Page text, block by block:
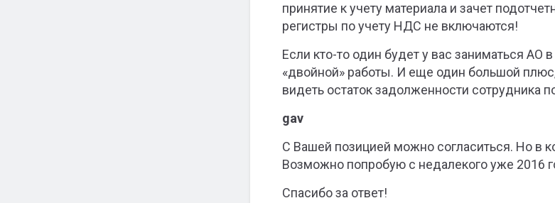
принятие к учету материала и зачет
регистры по учету НДС не включаются!
Если кто-то один будет у вас заниматься АО
«двойной» работы. И еще один большой
видеть остаток задолженности сотрудника
gav
С Вашей позицией можно согласиться. Но в
Возможно попробую с недалекого уже 2016
Спасибо за ответ!